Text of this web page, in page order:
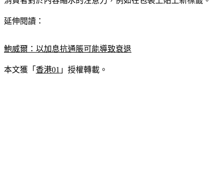
延伸閱讀：
鮑威爾：以加息抗通脹可能導致衰退
本文獲「 香港01 」授權轉載。